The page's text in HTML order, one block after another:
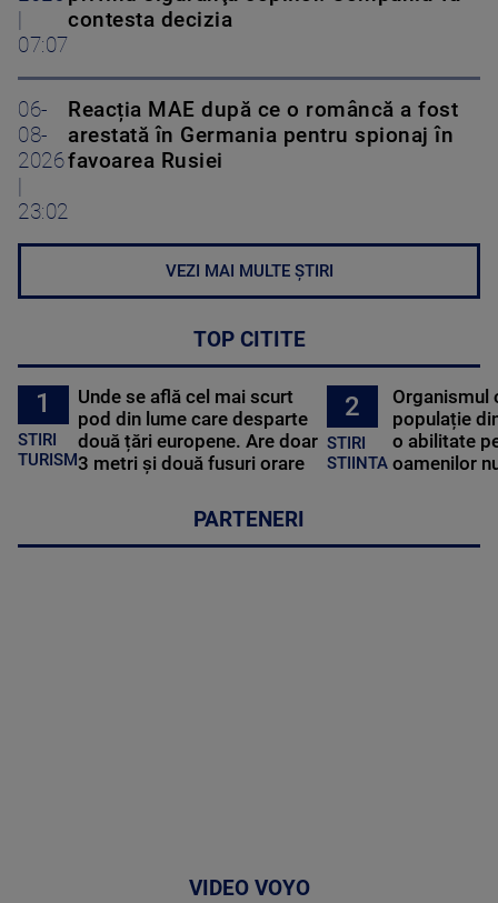
07:07
contesta decizia
06-
08-
2026
23:02
Reacția MAE după ce o româncă a fost
arestată în Germania pentru spionaj în
favoarea Rusiei
VEZI MAI MULTE ȘTIRI
TOP CITITE
1
STIRI
TURISM
Unde se află cel mai scurt
pod din lume care desparte
două țări europene. Are doar
3 metri și două fusuri orare
2
STIRI
STIINTA
Organismul
populație
o abilitate
oamenilor
PARTENERI
VIDEO VOYO